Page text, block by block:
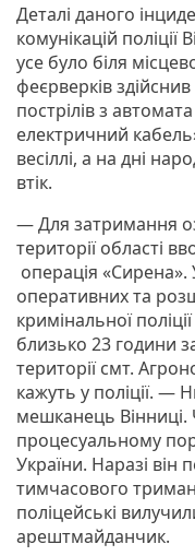
Деталі даного
комунікацій
усе було біля
феєрверків
пострілів з
електричний
весіллі, а на дні
втік.
— Для затримання
території області
операція «Сирена».
оперативних та
кримінальної
близько 23 години
території смт.
кажуть у поліції. —
мешканець Вінниці.
процесуальному
України. Наразі він
тимчасового
поліцейські
арештмайданчик.